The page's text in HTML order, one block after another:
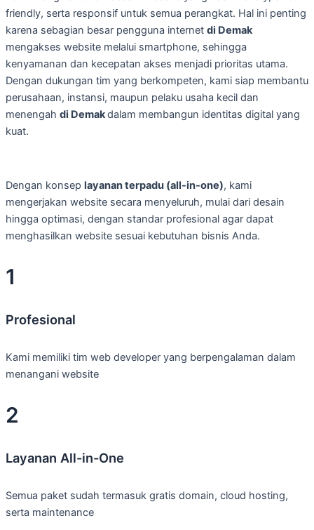
friendly, serta responsif untuk semua perangkat. Hal ini penting
karena sebagian besar pengguna internet di Demak
mengakses website melalui smartphone, sehingga
kenyamanan dan kecepatan akses menjadi prioritas utama.
Dengan dukungan tim yang berkompeten, kami siap membantu
perusahaan, instansi, maupun pelaku usaha kecil dan
menengah di Demakdalam membangun identitas digital yang
kuat.
Dengan konsep layanan terpadu (all-in-one), kami
mengerjakan website secara menyeluruh, mulai dari desain
hingga optimasi, dengan standar profesional agar dapat
menghasilkan website sesuai kebutuhan bisnis Anda.
1
Profesional
Kami memiliki tim web developer yang berpengalaman dalam
menangani website
2
Layanan All-in-One
Semua paket sudah termasuk gratis domain, cloud hosting,
serta maintenance